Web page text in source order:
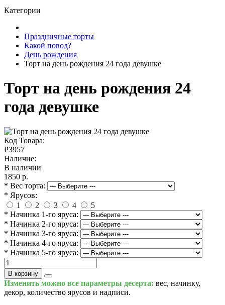
Категории
Праздничные торты
Какой повод?
День рождения
Торт на день рождения 24 года девушке
Торт на день рождения 24
года девушке
Код Товара:
P3957
Наличие:
В наличии
1850 р.
* Вес торта:
* Ярусов:
1
2 3 4
5
* Начинка 1-го яруса:
* Начинка 2-го яруса:
* Начинка 3-го яруса:
* Начинка 4-го яруса:
* Начинка 5-го яруса:
В корзину
Изменить можно все параметры десерта: вес, начинку,
декор, количество ярусов и надписи.